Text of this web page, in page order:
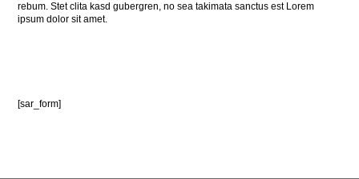
rebum. Stet clita kasd gubergren, no sea takimata sanctus est Lorem
ipsum dolor sit amet.
[sar_form]